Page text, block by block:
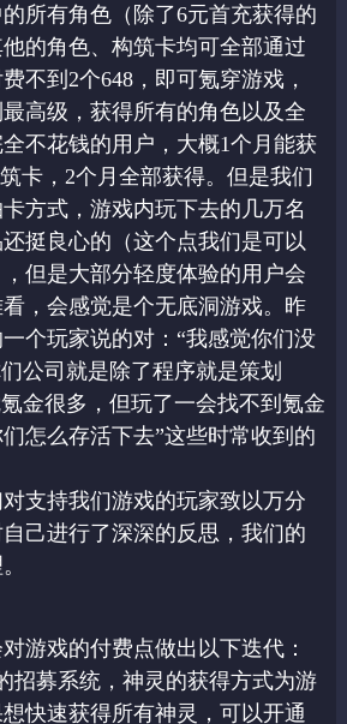
所有角色（除了6元首充获得的
的角色、构筑卡均可全部通过
不到2个648，即可氪穿游戏，
高级，获得所有的角色以及全
全不花钱的用户，大概1个月能获
卡，2个月全部获得。 但是我们
方式，游戏内玩下去的几万名
挺良心的 （这个点我们是可以
但是大部分轻度体验的用户会
， 会感觉是个无底洞游戏。昨
个玩家说的对：“我感觉你们没
公司就是除了程序就是策划
金很多，但玩了一会找不到氪金
怎么存活下去”这些时常收到的
支持我们游戏的玩家致以万分
己进行了深深的反思， 我们的
游戏的付费点做出以下迭代：
招募系统，神灵的获得方式为游
快速获得所有神灵， 可以开通